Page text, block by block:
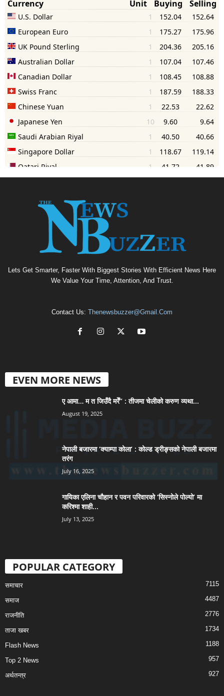
Lets Get Smarter, Faster With Biggest Stories With Efficient News Here
We Value Your Time, Attention, And Trust.
Contact Us: Thenewsbuzzer@gmail.com
EVEN MORE NEWS
ए आमा… म त जिउँदै मरेँ” : तीजमा चेलीको करुण व्यथा...
August 19, 2025
नेपाली बजारमा ‘क्याम्पा कोला’ : कोल्ड ड्रीङ्सको नेपाली बजारमा
तरंग
July 16, 2025
गायिका एलिना चौहान र पवन परिवारको ‘सिस्नोले पोल्यो’ मा
करिश्मा शाही...
July 13, 2025
POPULAR CATEGORY
समाचार 7115
समाज 4487
राजनीति 2776
ताजा खबर 1734
Flash News 1188
Top 2 News 957
अर्थतन्त्र 927